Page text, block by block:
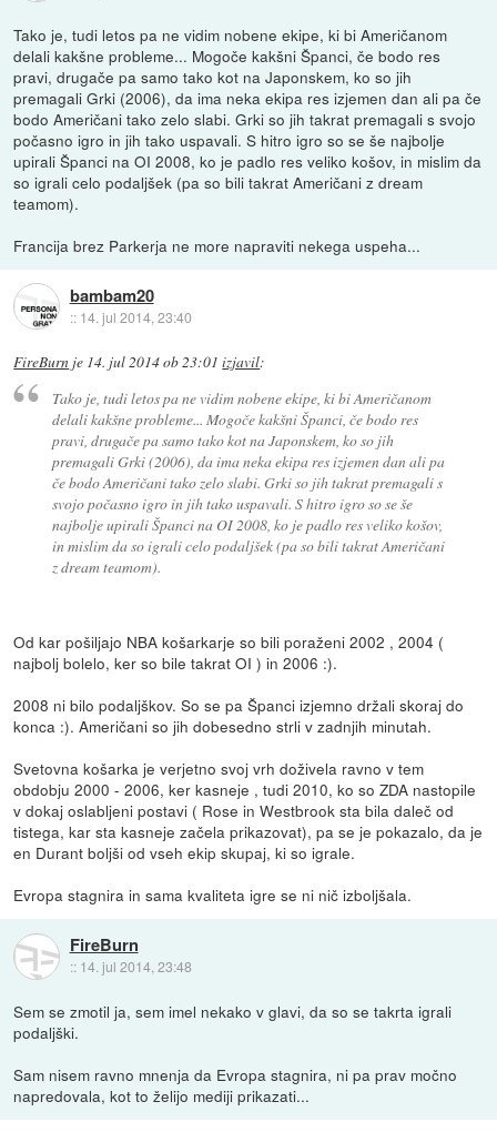
Tako je, tudi letos pa ne vidim nobene ekipe, ki bi Američanom
delali kakšne probleme... Mogoče kakšni Španci, če bodo res
pravi, drugače pa samo tako kot na Japonskem, ko so jih
premagali Grki (2006), da ima neka ekipa res izjemen dan ali pa če
bodo Američani tako zelo slabi. Grki so jih takrat premagali s svojo
počasno igro in jih tako uspavali. S hitro igro so se še najbolje
upirali Španci na OI 2008, ko je padlo res veliko košov, in mislim da
so igrali celo podaljšek (pa so bili takrat Američani z dream
teamom).
Francija brez Parkerja ne more napraviti nekega uspeha...
bambam20
:: 14. jul 2014, 23:40
FireBurn je 14. jul 2014 ob 23:01 izjavil:
Tako je, tudi letos pa ne vidim nobene ekipe, ki bi Američanom
delali kakšne probleme... Mogoče kakšni Španci, če bodo res
pravi, drugače pa samo tako kot na Japonskem, ko so jih
premagali Grki (2006), da ima neka ekipa res izjemen dan ali pa
če bodo Američani tako zelo slabi. Grki so jih takrat premagali s
svojo počasno igro in jih tako uspavali. S hitro igro so se še
najbolje upirali Španci na OI 2008, ko je padlo res veliko košov,
in mislim da so igrali celo podaljšek (pa so bili takrat Američani
z dream teamom).
Od kar pošiljajo NBA košarkarje so bili poraženi 2002 , 2004 (
najbolj bolelo, ker so bile takrat OI ) in 2006 :).
2008 ni bilo podaljškov. So se pa Španci izjemno držali skoraj do
konca :). Američani so jih dobesedno strli v zadnjih minutah.
Svetovna košarka je verjetno svoj vrh doživela ravno v tem
obdobju 2000 - 2006, ker kasneje , tudi 2010, ko so ZDA nastopile
v dokaj oslabljeni postavi ( Rose in Westbrook sta bila daleč od
tistega, kar sta kasneje začela prikazovat), pa se je pokazalo, da je
en Durant boljši od vseh ekip skupaj, ki so igrale.
Evropa stagnira in sama kvaliteta igre se ni nič izboljšala.
FireBurn
:: 14. jul 2014, 23:48
Sem se zmotil ja, sem imel nekako v glavi, da so se takrta igrali
podaljški.
Sam nisem ravno mnenja da Evropa stagnira, ni pa prav močno
napredovala, kot to želijo mediji prikazati...